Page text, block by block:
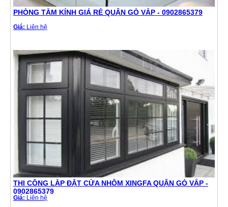
PHÒNG TẮM KÍNH GIÁ RẺ QUẬN GÒ VẤP - 0902865379
Giá: Liên hệ
THI CÔNG LẮP ĐẶT CỬA NHÔM XINGFA QUẬN GÒ VẤP -
0902865379
Giá: Liên hệ